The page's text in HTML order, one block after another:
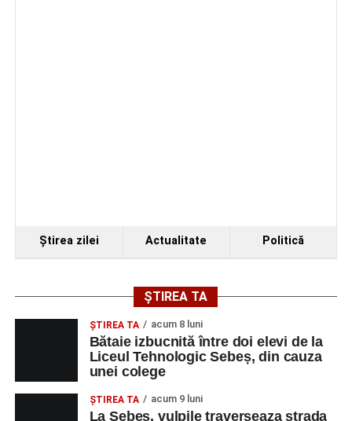
Ştirea zilei Actualitate Politică
ȘTIREA TA
ŞTIREA TA acum 8 luni
Bătaie izbucnită între doi elevi de la
Liceul Tehnologic Sebeș, din cauza
unei colege
ŞTIREA TA acum 9 luni
La Sebeș, vulpile traverseaza strada